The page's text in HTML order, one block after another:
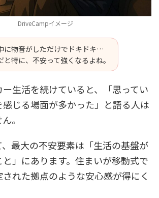
DriveCampイメージ
に物音がしただけでドキドキ…
と特に、不安って強くなるよね。
生活を続けていると、「思ってい
じる場面が多かった」と語る人は
。
、最大の不安要素は「生活の基盤が
」にあります。住まいが移動式で
れた拠点のような安心感が得にく